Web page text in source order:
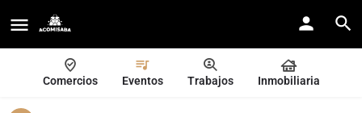
Comercios Eventos Trabajos Inmobiliaria